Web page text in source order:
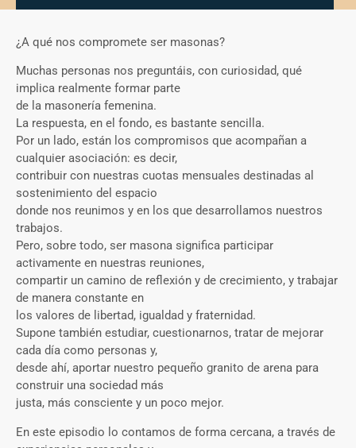
¿A qué nos compromete ser masonas?
Muchas personas nos preguntáis, con curiosidad, qué
implica realmente formar parte
de la masonería femenina.
La respuesta, en el fondo, es bastante sencilla.
Por un lado, están los compromisos que acompañan a
cualquier asociación: es decir,
contribuir con nuestras cuotas mensuales destinadas al
sostenimiento del espacio
donde nos reunimos y en los que desarrollamos nuestros
trabajos.
Pero, sobre todo, ser masona significa participar
activamente en nuestras reuniones,
compartir un camino de reflexión y de crecimiento, y trabajar
de manera constante en
los valores de libertad, igualdad y fraternidad.
Supone también estudiar, cuestionarnos, tratar de mejorar
cada día como personas y,
desde ahí, aportar nuestro pequeño granito de arena para
construir una sociedad más
justa, más consciente y un poco mejor.
En este episodio lo contamos de forma cercana, a través de